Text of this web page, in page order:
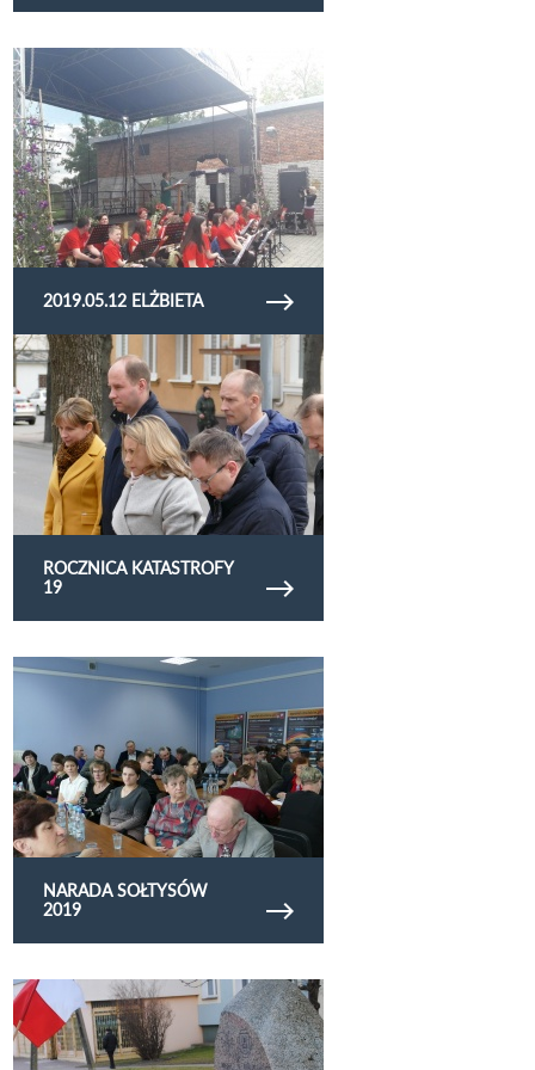
2019.05.12 ELŻBIETA
Obejrzyj galerię zdjęć 2019.05.12 Elżbieta
ROCZNICA KATASTROFY
19
Obejrzyj galerię zdjęć rocznica katastrofy 19
NARADA SOŁTYSÓW
2019
Obejrzyj galerię zdjęć Narada sołtysów 2019
Obejrzyj galerię zdjęć narodowy dzien zolnierzy
wykletych